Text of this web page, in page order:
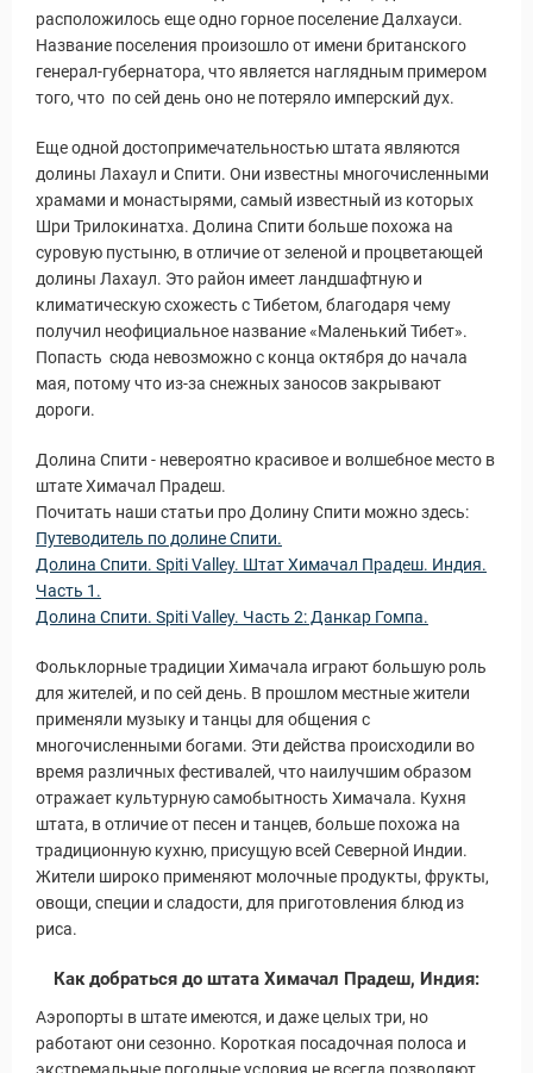
расположилось еще одно горное поселение Далхауси.
Название поселения произошло от имени британского
генерал-губернатора, что является наглядным примером
того, что по сей день оно не потеряло имперский дух.
Еще одной достопримечательностью штата являются
долины Лахаул и Спити. Они известны многочисленными
храмами и монастырями, самый известный из которых
Шри Трилокинатха. Долина Спити больше похожа на
суровую пустыню, в отличие от зеленой и процветающей
долины Лахаул. Это район имеет ландшафтную и
климатическую схожесть с Тибетом, благодаря чему
получил неофициальное название «Маленький Тибет».
Попасть сюда невозможно с конца октября до начала
мая, потому что из-за снежных заносов закрывают
дороги.
Долина Спити - невероятно красивое и волшебное место в
штате Химачал Прадеш.
Почитать наши статьи про Долину Спити можно здесь:
Путеводитель по долине Спити.
Долина Спити. Spiti Valley. Штат Химачал Прадеш. Индия.
Часть 1.
Долина Спити. Spiti Valley. Часть 2: Данкар Гомпа.
Фольклорные традиции Химачала играют большую роль
для жителей, и по сей день. В прошлом местные жители
применяли музыку и танцы для общения с
многочисленными богами. Эти действа происходили во
время различных фестивалей, что наилучшим образом
отражает культурную самобытность Химачала. Кухня
штата, в отличие от песен и танцев, больше похожа на
традиционную кухню, присущую всей Северной Индии.
Жители широко применяют молочные продукты, фрукты,
овощи, специи и сладости, для приготовления блюд из
риса.
Как добраться до штата Химачал Прадеш, Индия:
Аэропорты в штате имеются, и даже целых три, но
работают они сезонно. Короткая посадочная полоса и